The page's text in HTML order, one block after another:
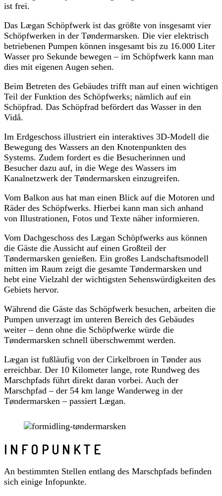
ist frei.
Das Lægan Schöpfwerk ist das größte von insgesamt vier
Schöpfwerken in der Tøndermarsken. Die vier elektrisch
betriebenen Pumpen können insgesamt bis zu 16.000 Liter
Wasser pro Sekunde bewegen – im Schöpfwerk kann man
dies mit eigenen Augen sehen.
Beim Betreten des Gebäudes trifft man auf einen wichtigen
Teil der Funktion des Schöpfwerks; nämlich auf ein
Schöpfrad. Das Schöpfrad befördert das Wasser in den
Vidå.
Im Erdgeschoss illustriert ein interaktives 3D-Modell die
Bewegung des Wassers an den Knotenpunkten des
Systems. Zudem fordert es die Besucherinnen und
Besucher dazu auf, in die Wege des Wassers im
Kanalnetzwerk der Tøndermarsken einzugreifen.
Vom Balkon aus hat man einen Blick auf die Motoren und
Räder des Schöpfwerks. Hierbei kann man sich anhand
von Illustrationen, Fotos und Texte näher informieren.
Vom Dachgeschoss des Lægan Schöpfwerks aus können
die Gäste die Aussicht auf einen Großteil der
Tøndermarsken genießen. Ein großes Landschaftsmodell
mitten im Raum zeigt die gesamte Tøndermarsken und
hebt eine Vielzahl der wichtigsten Sehenswürdigkeiten des
Gebiets hervor.
Während die Gäste das Schöpfwerk besuchen, arbeiten die
Pumpen unverzagt im unteren Bereich des Gebäudes
weiter – denn ohne die Schöpfwerke würde die
Tøndermarsken schnell überschwemmt werden.
Lægan ist fußläufig von der Cirkelbroen in Tønder aus
erreichbar. Der 10 Kilometer lange, rote Rundweg des
Marschpfads führt direkt daran vorbei. Auch der
Marschpfad – der 54 km lange Wanderweg in der
Tøndermarsken – passiert Lægan.
INFOPUNKTE
An bestimmten Stellen entlang des Marschpfads befinden
sich einige Infopunkte.